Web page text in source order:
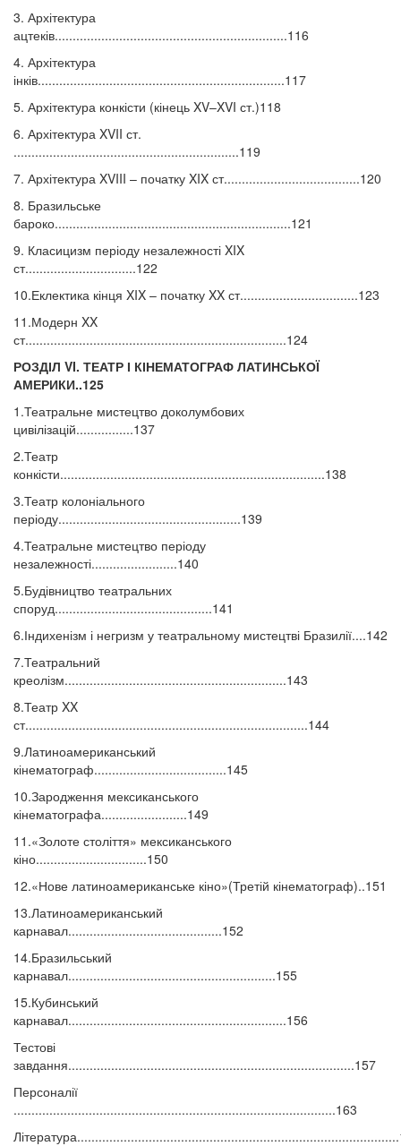
3. Архітектура
ацтеків.................................................................116
4. Архітектура
інків.....................................................................117
5. Архітектура конкісти (кінець XV–XVI ст.)118
6. Архітектура XVII ст.
...............................................................119
7. Архітектура XVIII – початку XIX ст......................................120
8. Бразильське
бароко..................................................................121
9. Класицизм періоду незалежності XIX
ст...............................122
10.Еклектика кінця XIX – початку XX ст.................................123
11.Модерн XX
ст.........................................................................124
РОЗДІЛ VI. ТЕАТР І КІНЕМАТОГРАФ ЛАТИНСЬКОЇ
АМЕРИКИ..125
1.Театральне мистецтво доколумбових
цивілізацій................137
2.Театр
конкісти..........................................................................138
3.Театр колоніального
періоду...................................................139
4.Театральне мистецтво періоду
незалежності........................140
5.Будівництво театральних
споруд............................................141
6.Індихенізм і негризм у театральному мистецтві Бразилії....142
7.Театральний
креолізм..............................................................143
8.Театр XX
ст...............................................................................144
9.Латиноамериканський
кінематограф.....................................145
10.Зародження мексиканського
кінематографа........................149
11.«Золоте століття» мексиканського
кіно...............................150
12.«Нове латиноамериканське кіно»(Третій кінематограф)..151
13.Латиноамериканський
карнавал...........................................152
14.Бразильський
карнавал..........................................................155
15.Кубинський
карнавал.............................................................156
Тестові
завдання................................................................................157
Персоналії
..........................................................................................163